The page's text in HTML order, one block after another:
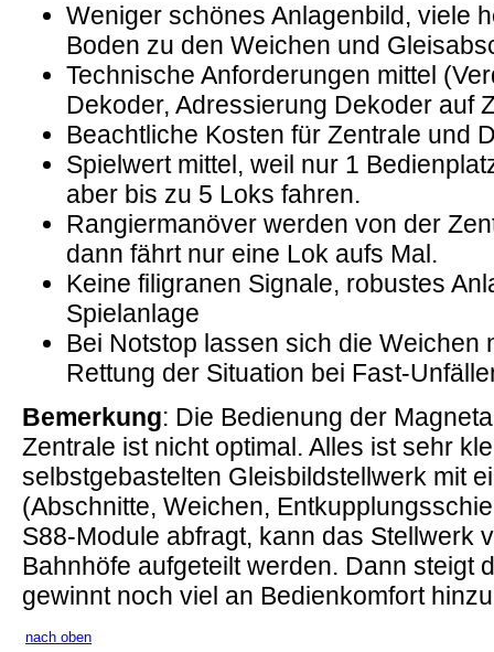
Weniger schönes Anlagenbild, viele
Boden zu den Weichen und
Technische Anforderungen mittel
Dekoder, Adressierung Dekoder auf
Beachtliche Kosten für Zentrale und
Spielwert mittel, weil nur 1
aber bis zu 5 Loks fahren.
Rangiermanöver werden von der
dann fährt nur eine Lok aufs Mal.
Keine filigranen Signale, robustes
Spielanlage
Bei Notstop lassen sich die Weichen
Rettung der Situation bei Fast-
Bemerkung: Die Bedienung der
Zentrale ist nicht optimal. Alles ist sehr
selbstgebastelten Gleisbildstellwerk mit
(Abschnitte, Weichen,
S88-Module abfragt, kann das Stellwerk
Bahnhöfe aufgeteilt werden. Dann steigt
gewinnt noch viel an Bedienkomfort
nach oben